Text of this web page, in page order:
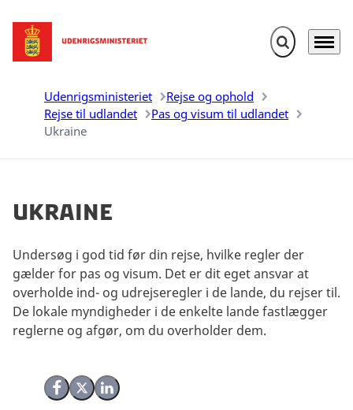
Gå til forsiden Fold søgefelt
Menu
Udenrigsministeriet
Rejse og ophold
Rejse til udlandet
Pas og visum til udlandet
Ukraine
Ukraine
Del på Facebook
Del på X (Twitter)
Del på LinkedIn
Undersøg i god tid før din rejse, hvilke regler der
gælder for pas og visum. Det er dit eget ansvar at
overholde ind- og udrejseregler i de lande, du rejser til.
De lokale myndigheder i de enkelte lande fastlægger
reglerne og afgør, om du overholder dem.